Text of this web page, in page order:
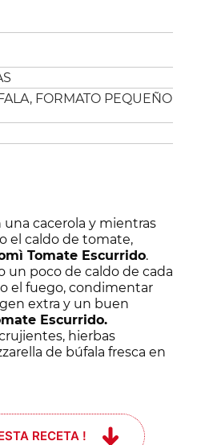
FORMATO PEQUEÑO
una cacerola y mientras
el caldo de tomate,
Tomate Escurrido.
un poco de caldo de cada
el fuego, condimentar
extra y un buen
Escurrido.
hierbas
de búfala fresca en
RECETA !